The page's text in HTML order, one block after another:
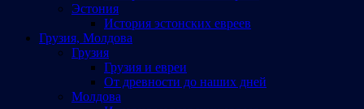
Эстония
История эстонских евреев
Грузия, Молдова
Грузия
Грузия и евреи
От древности до наших дней
Молдова